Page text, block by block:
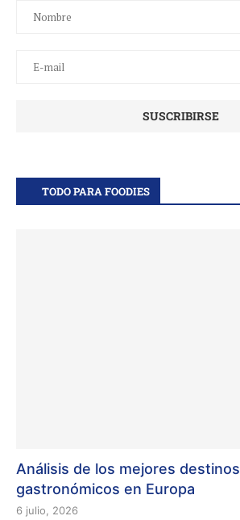
TODO PARA FOODIES
Análisis de los mejores destinos
gastronómicos en Europa
6 julio, 2026